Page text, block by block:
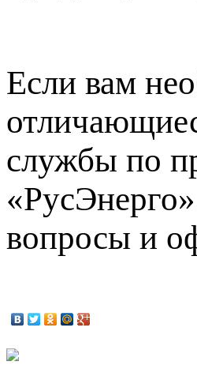
Если вам
службы по
вопросы и